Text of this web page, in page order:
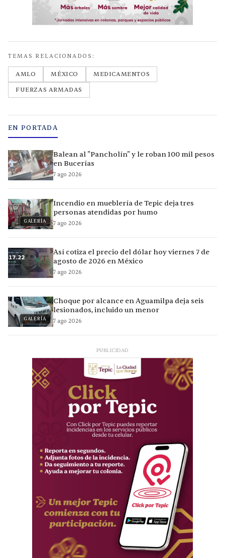
TEMAS RELACIONADOS:
AMLO MÉXICO
MEDICAMENTOS
FUERZAS ARMADAS
EN PORTADA
Balean al "Pancholín" y le roban 100 mil pesos
en Bucerías
7 ago 2026
GALERÍA
Incendio en mueblería de Tepic deja tres
personas atendidas por humo
7 ago 2026
Así cotiza el precio del dólar hoy viernes 7 de
agosto de 2026 en México
7 ago 2026
GALERÍA
Choque por alcance en Aguamilpa deja seis
lesionados, incluido un menor
7 ago 2026
PUBLICIDAD